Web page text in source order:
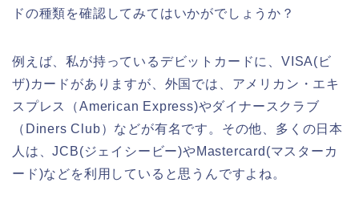
ドの種類を確認してみてはいかがでしょうか？
例えば、私が持っているデビットカードに、VISA(ビ
ザ)カードがありますが、外国では、アメリカン・エキ
スプレス（American Express)やダイナースクラブ
（Diners Club）などが有名です。その他、多くの日本
人は、JCB(ジェイシービー)やMastercard(マスターカ
ード)などを利用していると思うんですよね。